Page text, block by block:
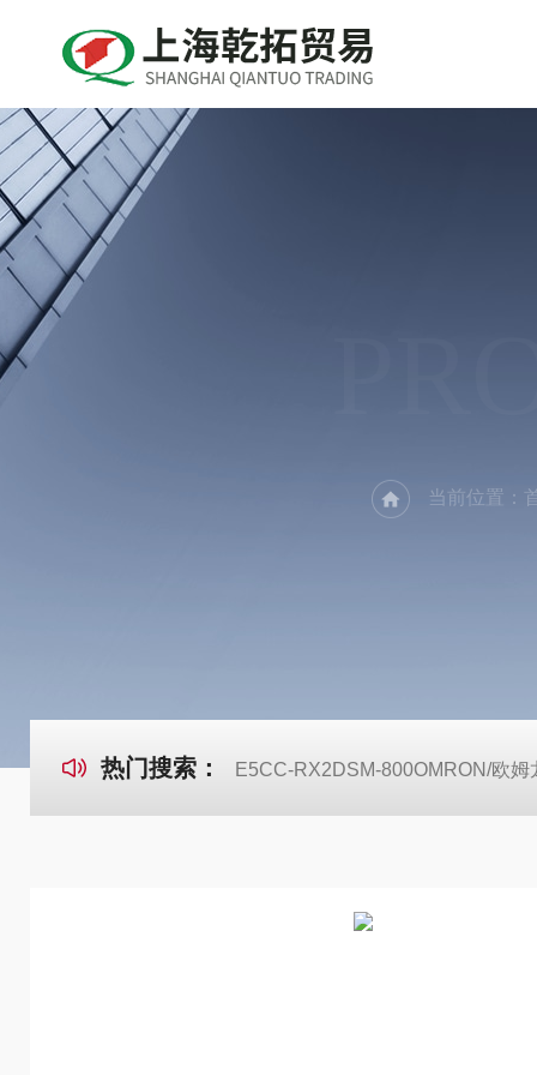
当前位置：
热门搜索： E5CC-RX2DSM-800OMRON/欧